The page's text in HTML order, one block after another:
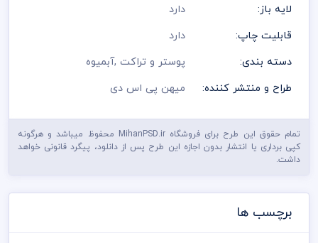
لایه باز:
دارد
قابلیت چاپ:
دارد
دسته بندی:
پوستر و تراکت,آبمیوه
طراح و منتشر کننده:
میهن پی اس دی
تمام حقوق این طرح برای فروشگاه MihanPSD.ir محفوظ میباشد و هرگونه
کپی برداری یا انتشار بدون اجازه این طرح پس از دانلود، پیگرد قانونی خواهد
داشت.
برچسب ها